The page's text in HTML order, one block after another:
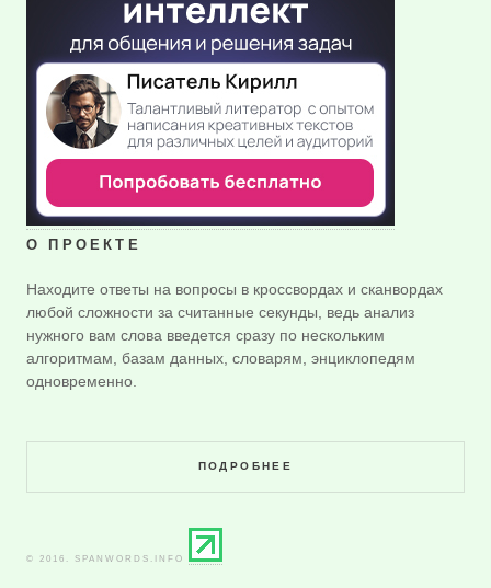
О ПРОЕКТЕ
Находите ответы на вопросы в кроссвордах и сканвордах
любой сложности за считанные секунды, ведь анализ
нужного вам слова введется сразу по нескольким
алгоритмам, базам данных, словарям, энциклопедям
одновременно.
ПОДРОБНЕЕ
© 2016. SPANWORDS.INFO